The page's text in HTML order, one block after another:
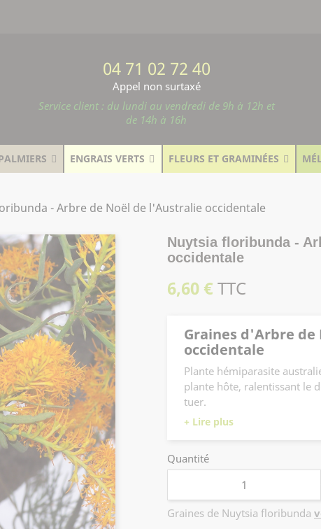
04 71 02 72 40
Appel non surtaxé
Service client : du lundi au vendredi de 9h à 12h et
de 14h à 16h
ENGRAIS VERTS FLEURS ET GRAMINÉES
- Arbre de Noël de l'Australie occidentale
Nuytsia floribunda -
occidentale
6,60 €TTC
Graines d'Arbre
occidentale
Plante hémiparasite
plante hôte, ralentissant le
tuer.
Nécessite donc une plante
Peut atteindre 10 m.
Floraison estivale jaune-
Quantité
Graines de Nuytsia floribunda